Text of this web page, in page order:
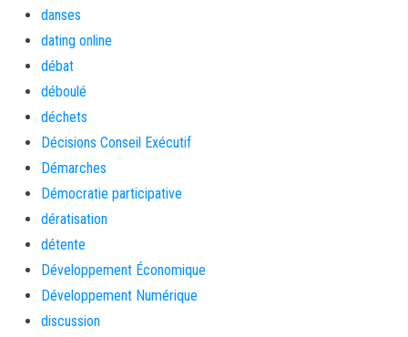
danses
dating online
débat
déboulé
déchets
Décisions Conseil Exécutif
Démarches
Démocratie participative
dératisation
détente
Développement Économique
Développement Numérique
discussion